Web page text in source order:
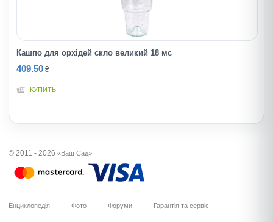
Кашпо для орхідей скло великий 18 мс
409.50 ₴
КУПИТЬ
© 2011 - 2026 «Ваш Сад»
Енциклопедія Фото Форуми Гарантія та сервіс